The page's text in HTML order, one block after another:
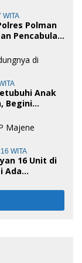
WITA
Polman
Pencabulan
Anak
Begini
WITA
16 Unit di
Ada